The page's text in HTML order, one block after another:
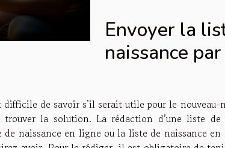
Envoyer la
naissance
de savoir s’il serait utile pour le nouveau-
trouver la solution. La rédaction d’une liste de
de naissance en ligne ou la liste de naissance